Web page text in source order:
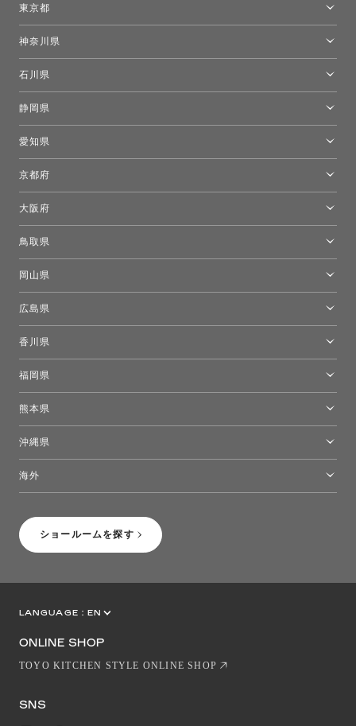
ショールームを探す
東京都
モーイ東京
キーブー東京
FLOS｜フロスデザインスペース青山
神奈川県
石川県
静岡県
愛知県
京都府
大阪府
鳥取県
岡山県
広島県
香川県
福岡県
熊本県
沖縄県
海外
LANGUAGE : EN
ONLINE SHOP
TOYO KITCHEN STYLE ONLINE SHOP
SNS